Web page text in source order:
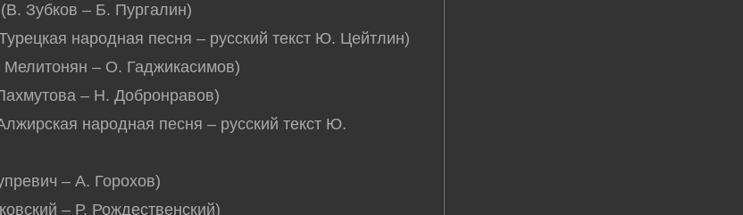
Зубков – Б. Пургалин)
народная песня – русский текст Ю. Цейтлин)
Мелитонян – О. Гаджикасимов)
– Н. Добронравов)
народная песня – русский текст Ю.
– А. Горохов)
– Р. Рождественский)